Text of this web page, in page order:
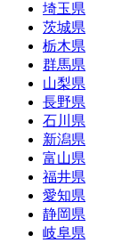
埼玉県
茨城県
栃木県
群馬県
山梨県
長野県
石川県
新潟県
富山県
福井県
愛知県
静岡県
岐阜県